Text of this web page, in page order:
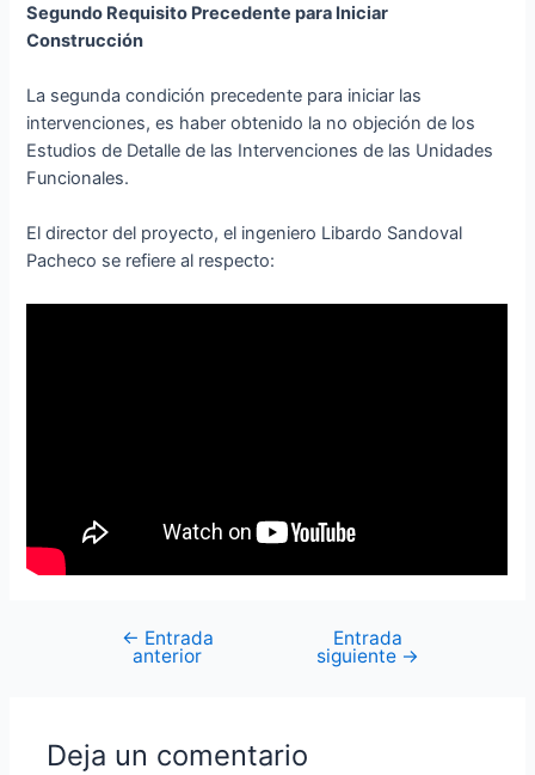
Segundo Requisito Precedente para Iniciar
Construcción
La segunda condición precedente para iniciar las
intervenciones, es haber obtenido la no objeción de los
Estudios de Detalle de las Intervenciones de las Unidades
Funcionales.
El director del proyecto, el ingeniero Libardo Sandoval
Pacheco se refiere al respecto:
← Entrada
anterior
Entrada
siguiente →
Deja un comentario